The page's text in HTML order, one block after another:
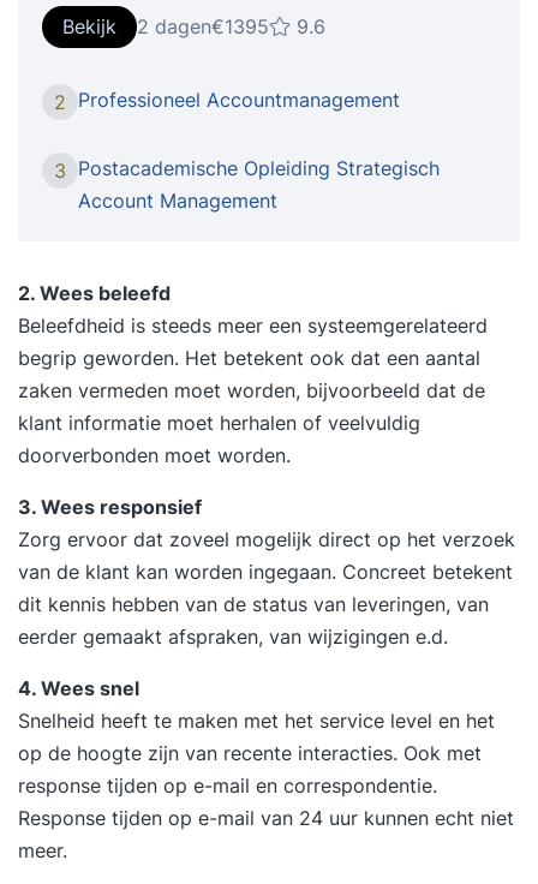
klantrelaties, gaat strategisch
accountmanagement een stap verder. Het draait
om het bouwen van duurzame partnerships
waarin lange termijnbelangen, gezamenlijke groei
markt waarin producten, diensten en aanbieders
steeds meer op elkaar lijken, onderscheidt de
invloed en samenwerking. Een strategische
accountmanager begrijpt de business van de
klant, denkt mee over strategische keuzes en
weet interne en externe belangen te verbinden. In
de training ‘Strategisch Accountmanagement’
ontwikkel je de kennis, vaardigheden en mindset
strategische klantplannen opstelt, interne
draagkracht creëert en klantrelaties verdiept tot
volwaardige partnerships. Deze tweedaagse
training is compact, intensief en direct
toepasbaar in de praktijk. Iets voor jou De
bedoeld voor senior accountmanagers, key
accountmanagers en strategische
accountmanagers die hun klanten op een hoger
strategisch niveau willen bedienen. Wat deze
tweedaagse training uniek maakt De training
‘Strategisch Accountmanagement’ biedt
Bekijk 2 dagen€1395 9.6
2 Professioneel Accountmanagement
3 Postacademische Opleiding Strategisch
Account Management
2. Wees beleefd
Beleefdheid is steeds meer een systeemgerelateerd
begrip geworden. Het betekent ook dat een aantal
zaken vermeden moet worden, bijvoorbeeld dat de
klant informatie moet herhalen of veelvuldig
doorverbonden moet worden.
3. Wees responsief
Zorg ervoor dat zoveel mogelijk direct op het verzoek
van de klant kan worden ingegaan. Concreet betekent
dit kennis hebben van de status van leveringen, van
eerder gemaakt afspraken, van wijzigingen e.d.
4. Wees snel
Snelheid heeft te maken met het service level en het
op de hoogte zijn van recente interacties. Ook met
response tijden op e-mail en correspondentie.
Response tijden op e-mail van 24 uur kunnen echt niet
meer.